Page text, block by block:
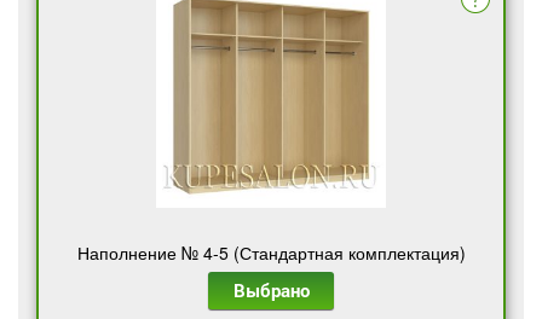
Наполнение № 4-5 (Стандартная комплектация)
Выбрано